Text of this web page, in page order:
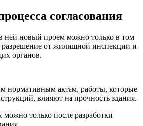
согласования
в ней новый проем можно только в том
разрешение от жилищной инспекции и
органов.
нормативным актам, работы, которые
влияют на прочность здания.
только после разработки